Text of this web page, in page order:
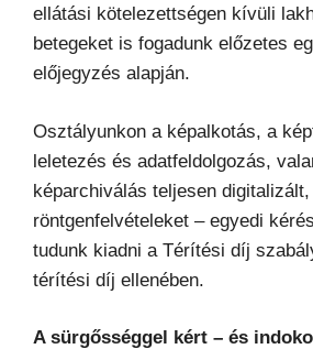
ellátási kötelezettségen kívüli
betegeket is fogadunk előzetes
előjegyzés alapján.
Osztályunkon a képalkotás, a
leletezés és adatfeldolgozás,
képarchiválás teljesen
röntgenfelvételeket – egyedi
tudunk kiadni a Térítési díj
térítési díj ellenében.
A sürgősséggel kért – és